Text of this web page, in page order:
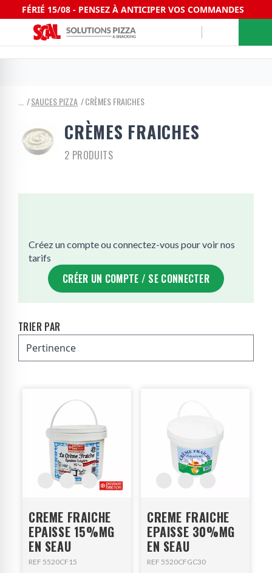
FÉRIÉ 15/08 - PENSEZ À ANTICIPER VOS COMMANDES
SAUCES PIZZA CRÈMES FRAICHES
CRÈMES FRAICHES
2 PRODUITS
Créez un compte ou connectez-vous pour voir nos
tarifs
CRÉER UN COMPTE / SE CONNECTER
TRIER PAR
CREME FRAICHE
EPAISSE 15%MG
EN SEAU
REF 5520CF15
CREME FRAICHE
EPAISSE 30%MG
EN SEAU
REF 5520CFGC30